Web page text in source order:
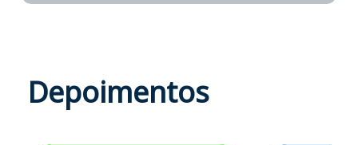
Depoimentos